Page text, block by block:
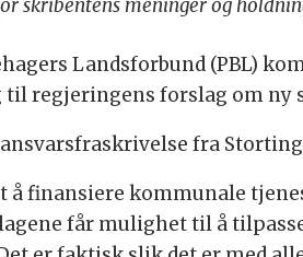
skribentens meninger og
Landsforbund (PBL)
regjeringens forslag om ny
fra
finansiere kommunale
får mulighet til å